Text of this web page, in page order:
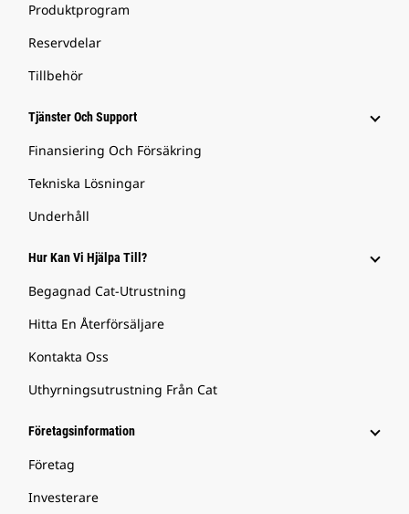
Produktprogram
Reservdelar
Tillbehör
Tjänster Och Support
Finansiering Och Försäkring
Tekniska Lösningar
Underhåll
Hur Kan Vi Hjälpa Till?
Begagnad Cat-Utrustning
Hitta En Återförsäljare
Kontakta Oss
Uthyrningsutrustning Från Cat
Företagsinformation
Företag
Investerare